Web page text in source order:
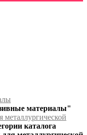
материалы"
металлургической
каталога